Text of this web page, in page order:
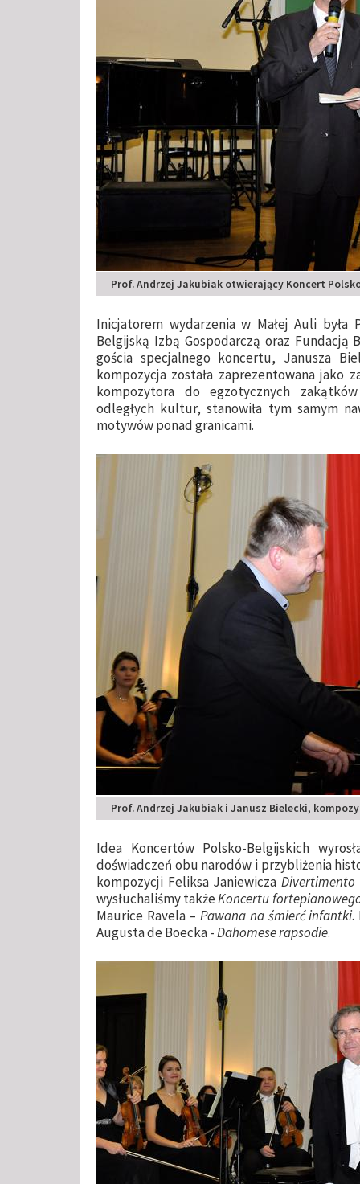
Prof. Andrzej Jakubiak otwierający Koncert
Inicjatorem wydarzenia w Małej Auli była
Belgijską Izbą Gospodarczą oraz
gościa specjalnego koncertu, Janusza
kompozycja została zaprezentowana jako
kompozytora do egzotycznych
odległych kultur, stanowiła tym samym
motywów ponad granicami.
Prof. Andrzej Jakubiak i Janusz Bielecki,
Idea Koncertów Polsko-Belgijskich
doświadczeń obu narodów i przybliżenia
kompozycji Feliksa Janiewicza Divertimento
wysłuchaliśmy takżeKoncertu fortepianowego
Maurice Ravela –Pawana na śmierć infantki.
Augusta de Boecka -Dahomese rapsodie.